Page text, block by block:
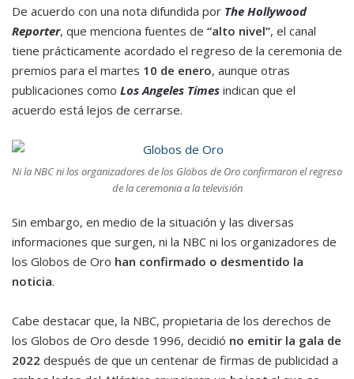
De acuerdo con una nota difundida por The Hollywood
Reporter, que menciona fuentes de “alto nivel”, el canal
tiene prácticamente acordado el regreso de la ceremonia de
premios para el martes 10 de enero, aunque otras
publicaciones como Los Angeles Times indican que el
acuerdo está lejos de cerrarse.
Ni la NBC ni los organizadores de los Globos de Oro confirmaron el regreso
de la ceremonia a la televisión
Sin embargo, en medio de la situación y las diversas
informaciones que surgen, ni la NBC ni los organizadores de
los Globos de Oro han confirmado o desmentido la
noticia.
Cabe destacar que, la NBC, propietaria de los derechos de
los Globos de Oro desde 1996, decidió no emitir la gala de
2022 después de que un centenar de firmas de publicidad a